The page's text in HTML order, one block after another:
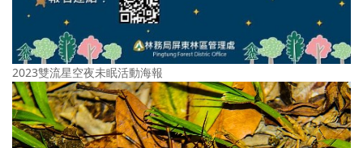
2023雙流星空夜未眠活動海報